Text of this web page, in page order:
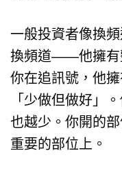
一般投資者像換
換頻道——他擁有
你在追訊號，他
「少做但做好」
也越少。你開的
重要的部位上。